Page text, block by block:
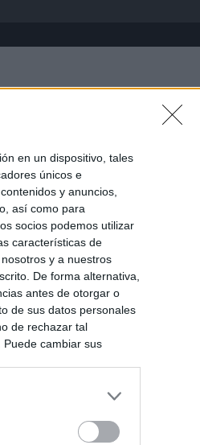
en un dispositivo, tales
únicos e
y anuncios,
así como para
socios podemos utilizar
características de
y a nuestros
De forma alternativa,
antes de otorgar o
de sus datos personales
de rechazar tal
cambiar sus
Latinoamérica
es la puerta de
Navega por las portadas de los
del otro extremo del mundo.